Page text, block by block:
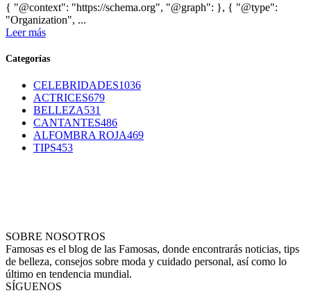
{ "@context": "https://schema.org", "@graph": }, { "@type":
"Organization", ...
Leer más
Categorías
CELEBRIDADES1036
ACTRICES679
BELLEZA531
CANTANTES486
ALFOMBRA ROJA469
TIPS453
SOBRE NOSOTROS
Famosas es el blog de las Famosas, donde encontrarás noticias, tips
de belleza, consejos sobre moda y cuidado personal, así como lo
último en tendencia mundial.
SÍGUENOS